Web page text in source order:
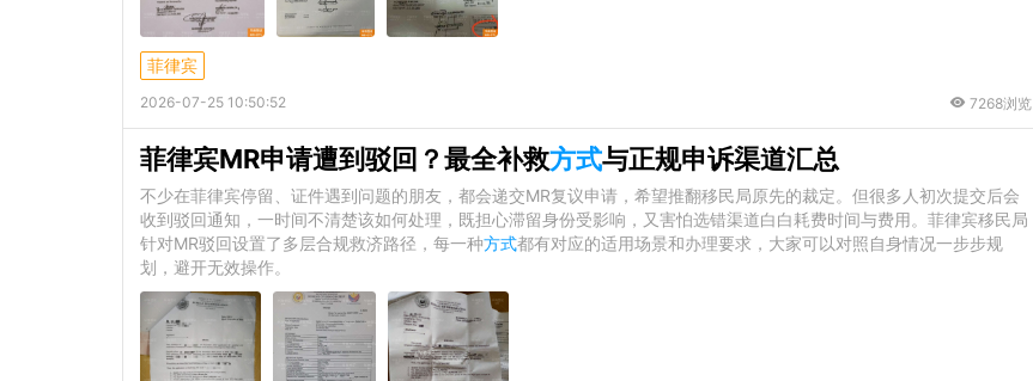
菲律宾
2026-07-25 10:50:52 7268浏览
菲律宾MR申请遭到驳回？最全补救方式与正规申诉渠道汇总
不少在菲律宾停留、证件遇到问题的朋友，都会递交MR复议申请，希望推翻移民局原先的裁定。但很多人初次提交后会
收到驳回通知，一时间不清楚该如何处理，既担心滞留身份受影响，又害怕选错渠道白白耗费时间与费用。菲律宾移民局
针对MR驳回设置了多层合规救济路径，每一种方式都有对应的适用场景和办理要求，大家可以对照自身情况一步步规
划，避开无效操作。